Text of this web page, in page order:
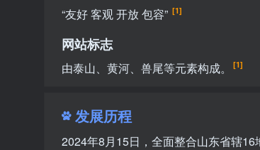
“友好 客观 开放 包容” [1]
网站标志
由泰山、黄河、兽尾等元素构成。 [1]
发展历程
2024年8月15日，全面整合山东省辖16